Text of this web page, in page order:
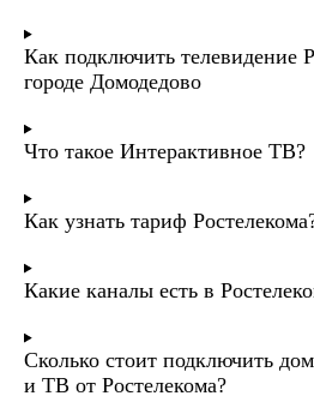
Как подключить телевидение
городе Домодедово
Что такое Интерактивное ТВ?
Как узнать тариф
Какие каналы есть в
Сколько стоит подключить
и ТВ от Ростелекома?